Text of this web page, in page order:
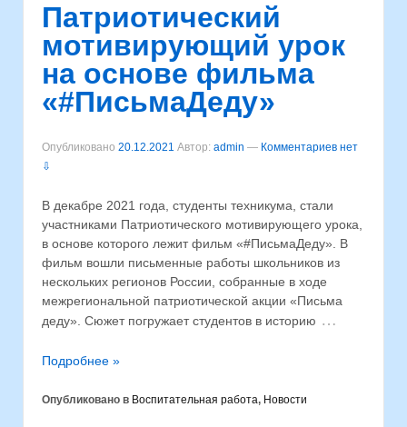
Патриотический
мотивирующий урок
на основе фильма
«#ПисьмаДеду»
Опубликовано 20.12.2021 Автор: admin — Комментариев нет
⇩
В декабре 2021 года, студенты техникума, стали
участниками Патриотического мотивирующего урока,
в основе которого лежит фильм «#ПисьмаДеду». В
фильм вошли письменные работы школьников из
нескольких регионов России, собранные в ходе
межрегиональной патриотической акции «Письма
деду». Сюжет погружает студентов в историю …
Подробнее »
Опубликовано в Воспитательная работа, Новости